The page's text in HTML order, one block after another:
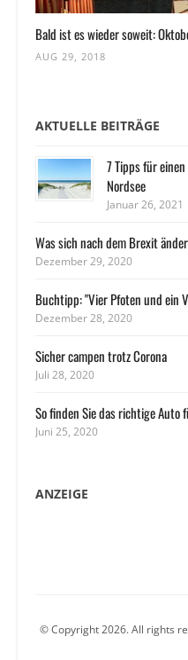
Bald ist es wieder soweit:
AUG 29, 2018
AKTUELLE BEITRÄGE
7 Tipps für
Nordsee
Januar 26, 2021
Was sich nach dem Brexit
Dezember 29, 2020
Buchtipp: "Vier Pfoten und ein
Dezember 28, 2020
Sicher campen trotz Corona
Juli 28, 2020
So finden Sie das richtige Auto
Juni 25, 2020
ANZEIGE
© Copyright 2026. All rights